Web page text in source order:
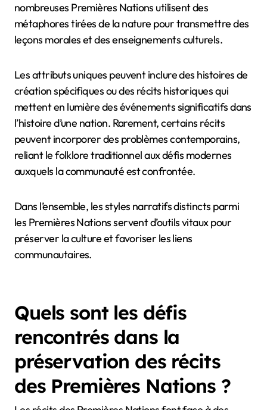
souvent l’accent sur les traditions orales, les
techniques de narration et les valeurs culturelles
uniques à chaque nation.
Les caractéristiques communes incluent l’utilisation
du symbolisme, des expériences communautaires et
de la sagesse intergénérationnelle. Par exemple, de
nombreuses Premières Nations utilisent des
métaphores tirées de la nature pour transmettre des
leçons morales et des enseignements culturels.
Les attributs uniques peuvent inclure des histoires de
création spécifiques ou des récits historiques qui
mettent en lumière des événements significatifs dans
l’histoire d’une nation. Rarement, certains récits
Dans l’ensemble, les styles narratifs distincts parmi
les Premières Nations servent d’outils vitaux pour
préserver la culture et favoriser les liens
communautaires.